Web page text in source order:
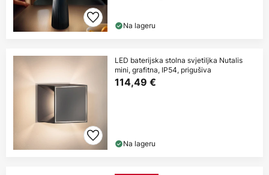
Na lageru
LED baterijska stolna svjetiljka Nutalis
mini, grafitna, IP54, prigušiva
114,49 €
Na lageru